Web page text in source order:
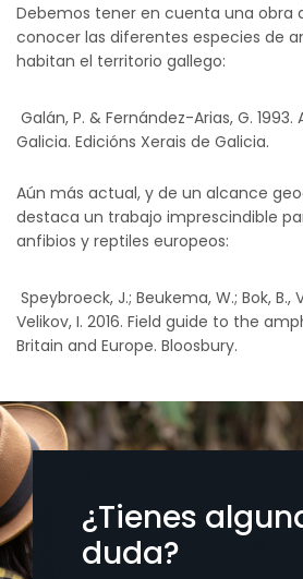
Debemos tener en cuenta una obra
conocer las diferentes especies de
habitan el territorio gallego:
Galán, P. & Fernández-Arias, G.
Galicia. Edicións Xerais de Galicia.
Aún más actual, y de un alcance
destaca un trabajo imprescindible
anfibios y reptiles europeos:
Speybroeck, J.; Beukema, W.; Bok, B.,
Velikov, I. 2016. Field guide to the
Britain and Europe. Bloosbury.
¿Tienes
duda?